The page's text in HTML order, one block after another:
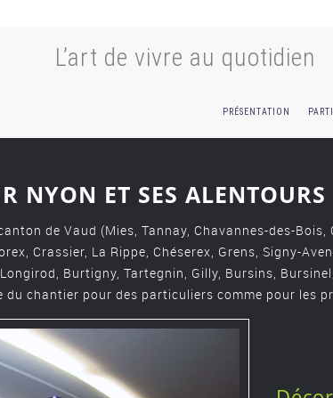
L’art de vivre au quotidien
PRÉSENTATION
NYON ET SES ALENTOURS
de Vaud (Mies, Tannay, Chavannes-des-
Crassier, La Rippe, Chéserex, Grens, Signy-
Burtigny, Tartegnin, Gilly, Bursins,
chantier pour des particuliers comme pour les